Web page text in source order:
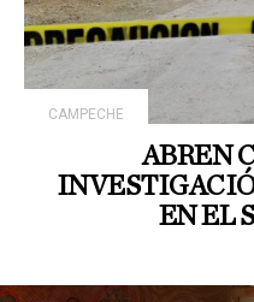
CAMPECHE
ABREN
EN EL